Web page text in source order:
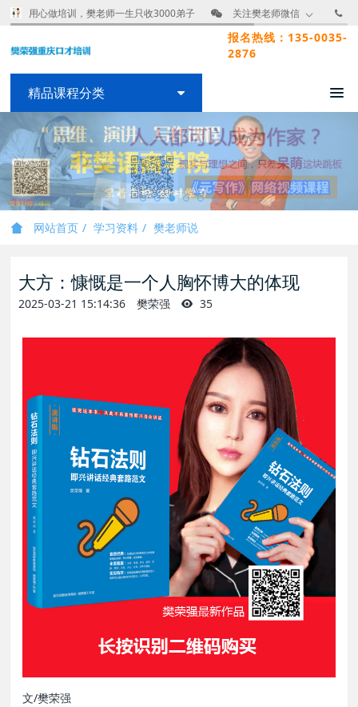
用心做培训，樊老师一生只收3000弟子 关注樊老师微信
报名热线：135-0035-
2876
精品课程分类
网站首页 学习资料 樊老师说
大方：慷慨是一个人胸怀博大的体现
2025-03-21 15:14:36 樊荣强 35
文/樊荣强